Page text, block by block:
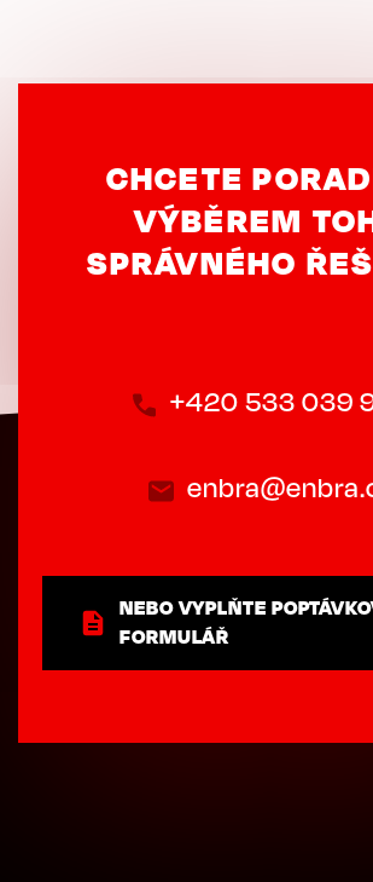
CHCETE
VÝBĚREM
SPRÁVNÉHO
+420 533 039
NEBO VYPLŇTE
FORMULÁŘ